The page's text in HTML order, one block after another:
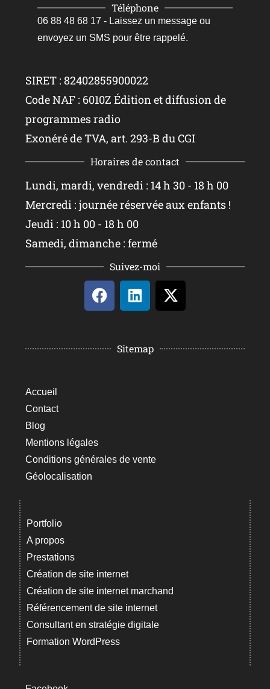
Téléphone
06 88 48 68 17 - Laissez un message ou
envoyez un SMS pour être rappelé.
SIRET : 82402855900022
Code NAF : 6010Z Édition et diffusion de
programmes radio
Exonéré de TVA, art. 293-B du CGI
Horaires de contact
Lundi, mardi, vendredi : 14 h 30 - 18 h 00
Mercredi : journée réservée aux enfants !
Jeudi : 10 h 00 - 18 h 00
Samedi, dimanche : fermé
Suivez-moi
Sitemap
Accueil
Contact
Blog
Mentions légales
Conditions générales de vente
Géolocalisation
Portfolio
A propos
Prestations
Création de site internet
Création de site internet marchand
Référencement de site internet
Consultant en stratégie digitale
Formation WordPress